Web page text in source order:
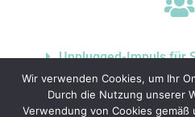
Unplugged-Impuls für
Wir verwenden Cookies, um Ihr
Durch die Nutzung unserer
Verwendung von Cookies